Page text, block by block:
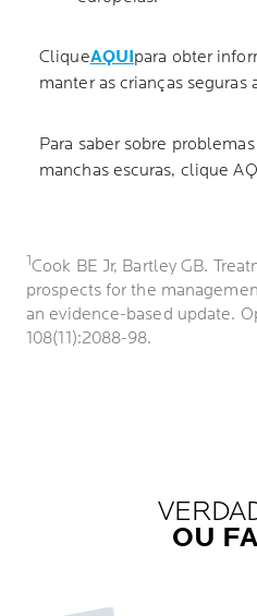
CliqueAQUIpara obter
manter as crianças seguras
Para saber sobre
manchas escuras, clique
1Cook BE Jr, Bartley GB.
prospects for the
an evidence-based update.
108(11):2088-98.
OU